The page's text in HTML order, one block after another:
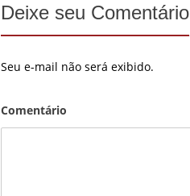
Deixe seu Comentário
Seu e-mail não será exibido.
Comentário